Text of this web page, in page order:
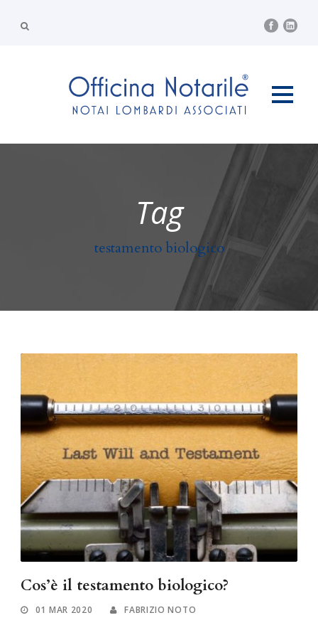
Tag
testamento biologico
Cos’è il testamento biologico?
01 MAR 2020 FABRIZIO NOTO